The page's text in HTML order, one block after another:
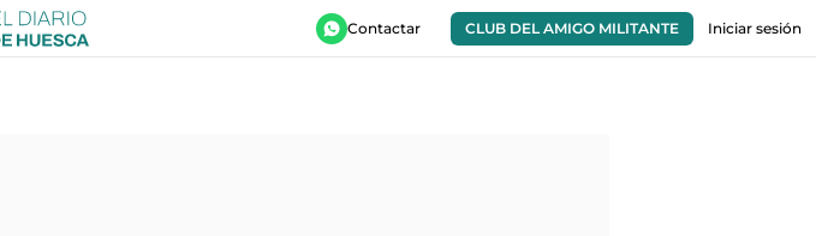
Contactar CLUB DEL AMIGO MILITANTE Iniciar sesión